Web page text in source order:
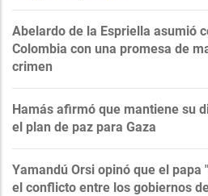
Abelardo de la Espriella asumió
Colombia con una promesa de
crimen
Hamás afirmó que mantiene su
el plan de paz para Gaza
Yamandú Orsi opinó que el papa
el conflicto entre los gobiernos